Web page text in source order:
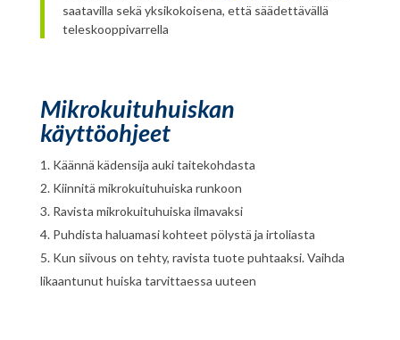
saatavilla sekä yksikokoisena, että säädettävällä
teleskooppivarrella
Mikrokuituhuiskan
käyttöohjeet
Käännä kädensija auki taitekohdasta
Kiinnitä mikrokuituhuiska runkoon
Ravista mikrokuituhuiska ilmavaksi
Puhdista haluamasi kohteet pölystä ja irtoliasta
Kun siivous on tehty, ravista tuote puhtaaksi. Vaihda
likaantunut huiska tarvittaessa uuteen